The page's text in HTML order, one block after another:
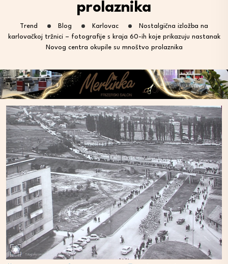
prolaznika
Trend Blog Karlovac
Nostalgična izložba na
karlovačkoj tržnici – fotografije s kraja 60-ih koje prikazuju nastanak
Novog centra okupile su mnoštvo prolaznika